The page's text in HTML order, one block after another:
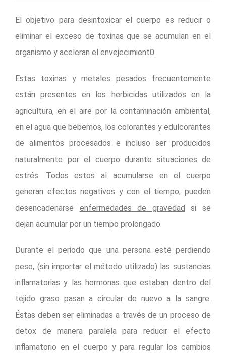
El objetivo para desintoxicar el cuerpo es reducir o
eliminar el exceso de toxinas que se acumulan en el
organismo y aceleran el envejecimient0.
Estas toxinas y metales pesados frecuentemente
están presentes en los herbicidas utilizados en la
agricultura, en el aire por la contaminación ambiental,
en el agua que bebemos, los colorantes y edulcorantes
de alimentos procesados e incluso ser producidos
naturalmente por el cuerpo durante situaciones de
estrés. Todos estos al acumularse en el cuerpo
generan efectos negativos y con el tiempo, pueden
desencadenarse enfermedades de gravedad si se
dejan acumular por un tiempo prolongado.
Durante el periodo que una persona esté perdiendo
peso, (sin importar el método utilizado) las sustancias
inflamatorias y las hormonas que estaban dentro del
tejido graso pasan a circular de nuevo a la sangre.
Éstas deben ser eliminadas a través de un proceso de
detox de manera paralela para reducir el efecto
inflamatorio en el cuerpo y para regular los cambios